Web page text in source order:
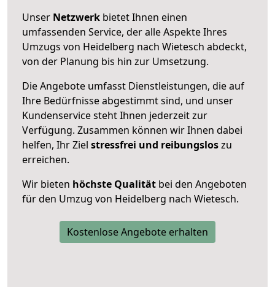
Unser Netzwerk bietet Ihnen einen
umfassenden Service, der alle Aspekte Ihres
Umzugs von Heidelberg nach Wietesch abdeckt,
von der Planung bis hin zur Umsetzung.
Die Angebote umfasst Dienstleistungen, die auf
Ihre Bedürfnisse abgestimmt sind, und unser
Kundenservice steht Ihnen jederzeit zur
Verfügung. Zusammen können wir Ihnen dabei
helfen, Ihr Ziel stressfrei und reibungsloszu
erreichen.
Wir bieten höchste Qualität bei den Angeboten
für den Umzug von Heidelberg nach Wietesch.
Kostenlose Angebote erhalten